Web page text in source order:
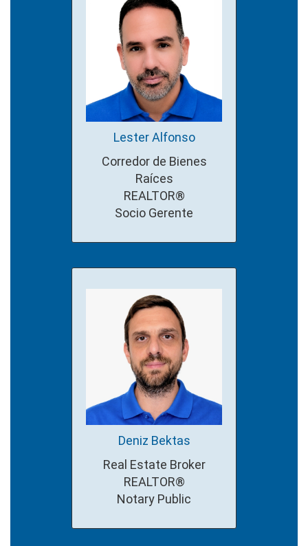
Lester Alfonso
Corredor de Bienes
Raíces
REALTOR®
Socio Gerente
Deniz Bektas
Real Estate Broker
REALTOR®
Notary Public